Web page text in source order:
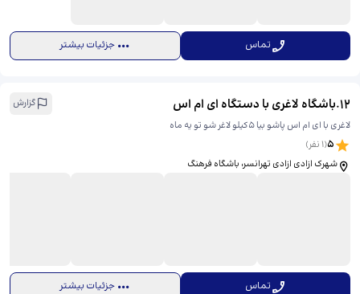
تماس جزئیات بیشتر
12
.باشگاه لاغری با دستگاه ای ام اس
گزارش
لاغری با ای ام اس پاشو بیا ۵کیلو لاغر شو تو یه ماه
5
(
1 نفر)
شهرک ازادی ازادی تهرانسر، ​باشگاه فرهنگ
تماس جزئیات بیشتر